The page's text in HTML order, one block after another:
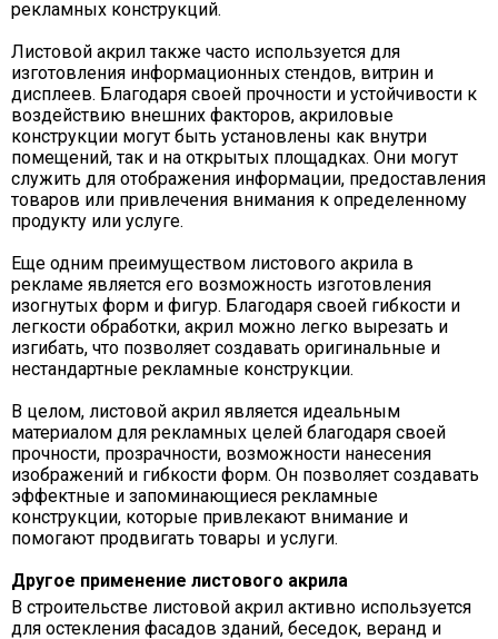
рекламных конструкций.
Листовой акрил также часто используется для
изготовления информационных стендов, витрин и
дисплеев. Благодаря своей прочности и устойчивости к
воздействию внешних факторов, акриловые
конструкции могут быть установлены как внутри
помещений, так и на открытых площадках. Они могут
служить для отображения информации, предоставления
товаров или привлечения внимания к определенному
продукту или услуге.
Еще одним преимуществом листового акрила в
рекламе является его возможность изготовления
изогнутых форм и фигур. Благодаря своей гибкости и
легкости обработки, акрил можно легко вырезать и
изгибать, что позволяет создавать оригинальные и
нестандартные рекламные конструкции.
В целом, листовой акрил является идеальным
материалом для рекламных целей благодаря своей
прочности, прозрачности, возможности нанесения
изображений и гибкости форм. Он позволяет создавать
эффектные и запоминающиеся рекламные
конструкции, которые привлекают внимание и
помогают продвигать товары и услуги.
Другое применение листового акрила
В строительстве листовой акрил активно используется
для остекления фасадов зданий, беседок, веранд и